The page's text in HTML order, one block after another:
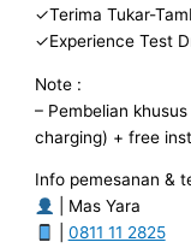
✓Terima Tukar-
✓Experience Test
Note :
– Pembelian
charging) + free
Info pemesanan &
| Mas Yara
0811 11 2825